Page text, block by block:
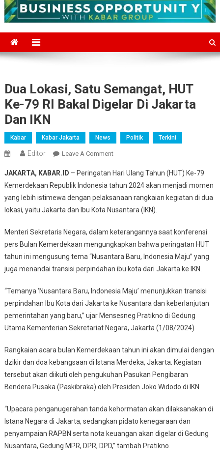
Dua Lokasi, Satu Semangat, HUT
Ke-79 RI Bakal Digelar Di Jakarta
Dan IKN
Kabar Kabar Jakarta News Politik Terkini
Editor Leave A CommentOn
Lokasi,
Satu
Semangat,
HUT
79
RI
Bakal
Digelar
Jakarta
Dan
JAKARTA, KABAR.ID – Peringatan Hari Ulang Tahun (HUT) Ke-79
Kemerdekaan Republik Indonesia tahun 2024 akan menjadi momen
yang lebih istimewa dengan pelaksanaan rangkaian kegiatan di dua
lokasi, yaitu Jakarta dan Ibu Kota Nusantara (IKN).
Menteri Sekretaris Negara, dalam keterangannya saat konferensi
pers Bulan Kemerdekaan mengungkapkan bahwa peringatan HUT
tahun ini mengusung tema “Nusantara Baru, Indonesia Maju” yang
juga menandai transisi perpindahan ibu kota dari Jakarta ke IKN.
“Temanya ‘Nusantara Baru, Indonesia Maju’ menunjukkan transisi
perpindahan Ibu Kota dari Jakarta ke Nusantara dan keberlanjutan
pemerintahan yang baru,” ujar Mensesneg Pratikno di Gedung
Utama Kementerian Sekretariat Negara, Jakarta (1/08/2024)
Rangkaian acara bulan Kemerdekaan tahun ini akan dimulai dengan
dzikir dan doa kebangsaan di Istana Merdeka, Jakarta. Kegiatan
tersebut akan diikuti oleh pengukuhan Pasukan Pengibaran
Bendera Pusaka (Paskibraka) oleh Presiden Joko Widodo di IKN.
“Upacara penganugerahan tanda kehormatan akan dilaksanakan di
Istana Negara di Jakarta, sedangkan pidato kenegaraan dan
penyampaian RAPBN serta nota keuangan akan digelar di Gedung
Nusantara, Gedung MPR, DPR, DPD,” tambah Pratikno.